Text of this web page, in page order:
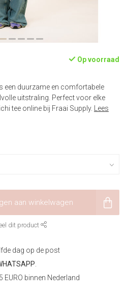
Op voorraad
een duurzame en comfortabele
uitstraling. Perfect voor elke
tee online bij Fraai Supply.
Lees
aan winkelwagen
dit product
dag op de post
EURO binnen Nederland